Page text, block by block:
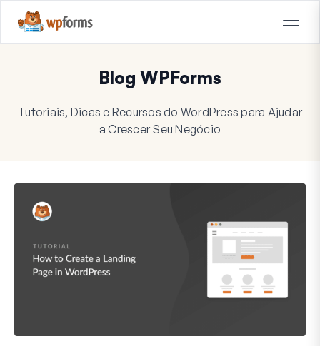
Blog WPForms
Tutoriais, Dicas e Recursos do WordPress para Ajudar
a Crescer Seu Negócio